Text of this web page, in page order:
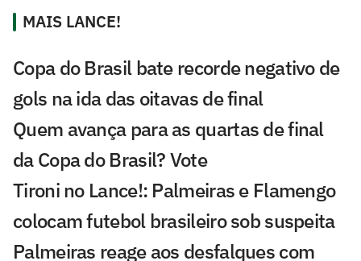
MAIS LANCE!
Copa do Brasil bate recorde negativo de
gols na ida das oitavas de final
Quem avança para as quartas de final
da Copa do Brasil? Vote
Tironi no Lance!: Palmeiras e Flamengo
colocam futebol brasileiro sob suspeita
Palmeiras reage aos desfalques com